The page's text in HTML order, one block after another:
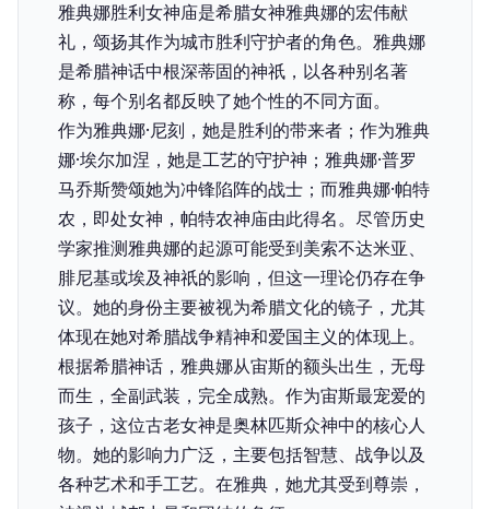
雅典娜胜利女神庙是希腊女神雅典娜的宏伟献
礼，颂扬其作为城市胜利守护者的角色。雅典娜
是希腊神话中根深蒂固的神祇，以各种别名著
称，每个别名都反映了她个性的不同方面。
作为雅典娜·尼刻，她是胜利的带来者；作为雅典
娜·埃尔加涅，她是工艺的守护神；雅典娜·普罗
马乔斯赞颂她为冲锋陷阵的战士；而雅典娜·帕特
农，即处女神，帕特农神庙由此得名。尽管历史
学家推测雅典娜的起源可能受到美索不达米亚、
腓尼基或埃及神祇的影响，但这一理论仍存在争
议。她的身份主要被视为希腊文化的镜子，尤其
体现在她对希腊战争精神和爱国主义的体现上。
根据希腊神话，雅典娜从宙斯的额头出生，无母
而生，全副武装，完全成熟。作为宙斯最宠爱的
孩子，这位古老女神是奥林匹斯众神中的核心人
物。她的影响力广泛，主要包括智慧、战争以及
各种艺术和手工艺。在雅典，她尤其受到尊崇，